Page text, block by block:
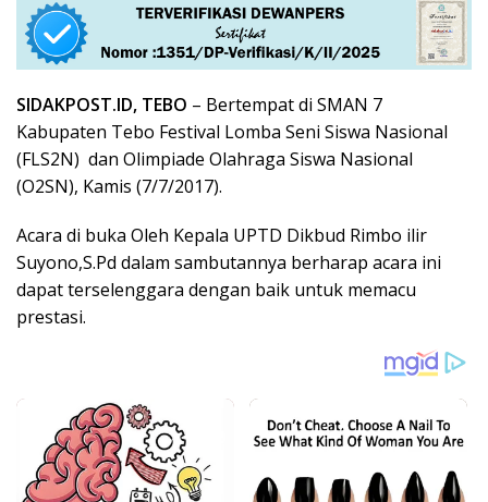
SIDAKPOST.ID, TEBO – Bertempat di SMAN 7
Kabupaten Tebo Festival Lomba Seni Siswa Nasional
(FLS2N) dan Olimpiade Olahraga Siswa Nasional
(O2SN), Kamis (7/7/2017).
Acara di buka Oleh Kepala UPTD Dikbud Rimbo ilir
Suyono,S.Pd dalam sambutannya berharap acara ini
dapat terselenggara dengan baik untuk memacu
prestasi.